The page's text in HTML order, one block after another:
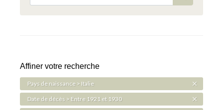
Affiner votre recherche
Pays de naissance > Italie
Date de décès > Entre 1921 et 1930